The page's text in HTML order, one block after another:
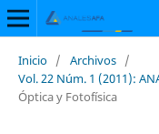
Inicio / Archivos /
Vol. 22 Núm. 1 (2011):
Óptica y Fotofísica